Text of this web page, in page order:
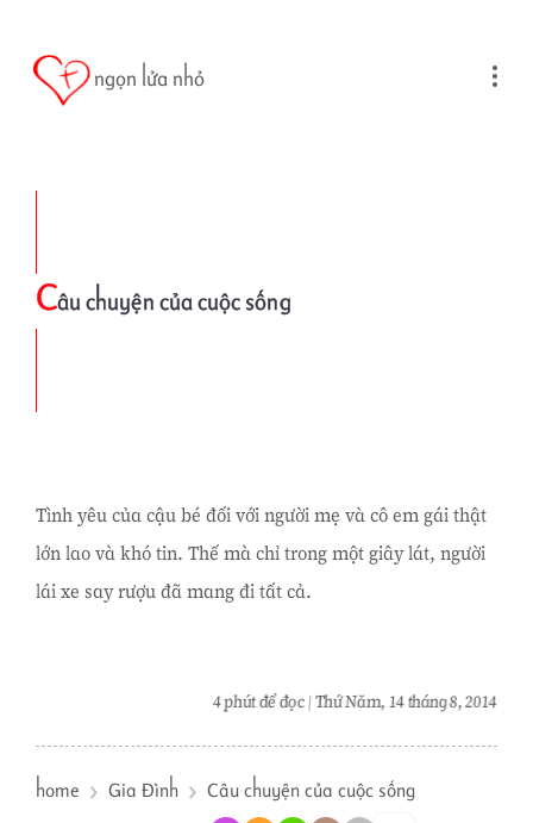
ngọn lửa nhỏ
Câu chuyện của cuộc sống
Tình yêu của cậu bé đối với người mẹ và cô em gái thật
lớn lao và khó tin. Thế mà chỉ trong một giây lát, người
lái xe say rượu đã mang đi tất cả.
4 phút để đọc Thứ Năm, 14 tháng 8, 2014
home Gia Đình Câu chuyện của cuộc sống